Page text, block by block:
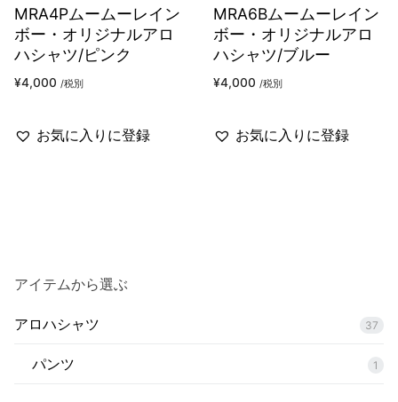
MRA4Pムームーレイン
ボー・オリジナルアロ
ハシャツ/ピンク
¥4,000 /税別
お気に入りに登録
MRA6Bムームーレイン
ボー・オリジナルアロ
ハシャツ/ブルー
¥4,000 /税別
お気に入りに登録
アイテムから選ぶ
アロハシャツ 37
パンツ 1